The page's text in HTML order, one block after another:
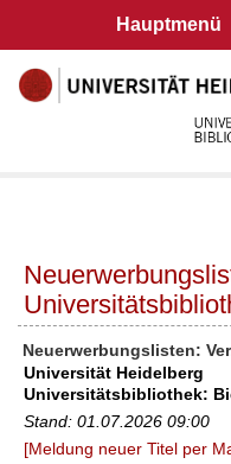
Hauptmenü
Neuerwerbungslisten:
Universität Heidelberg
Universitätsbibliothek:
Stand: 01.07.2026 09:00
[Meldung neuer Titel per